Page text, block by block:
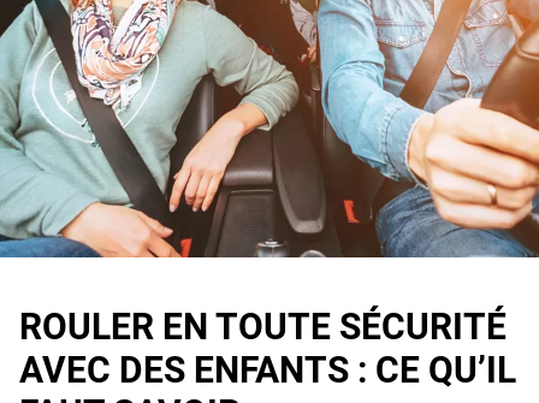
ROULER EN TOUTE SÉCURITÉ
AVEC DES ENFANTS : CE QU’IL